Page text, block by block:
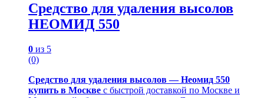
Cредство для удаления высолов
НЕОМИД 550
0 из 5
(0)
Cредство для удаления высолов — Неомид 550
купить в Москве с быстрой доставкой по Москве и